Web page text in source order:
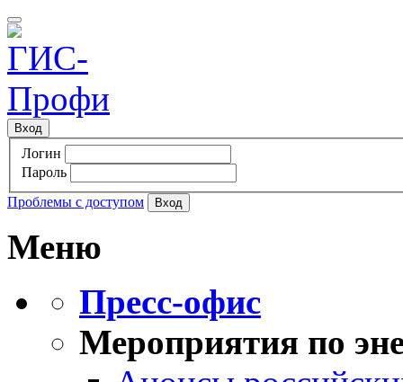
Вход
Логин
Пароль
Проблемы с доступом
Меню
Пресс-офис
Мероприятия по